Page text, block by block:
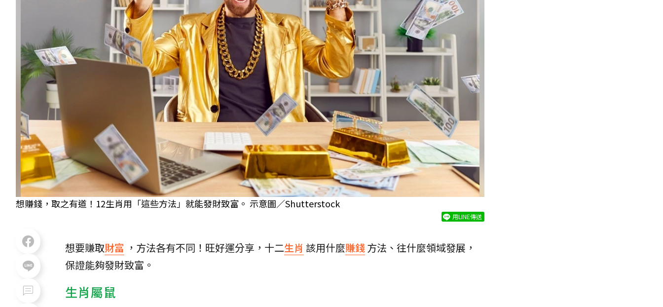
想賺錢，取之有道！12生肖用「這些方法」就能發財致富。 示意圖／Shutterstock
用LINE傳送
想要賺取財富 ，方法各有不同！旺好運分享，十二生肖 該用什麼賺錢方法、往什麼領域發展，
保證能夠發財致富。
生肖屬鼠